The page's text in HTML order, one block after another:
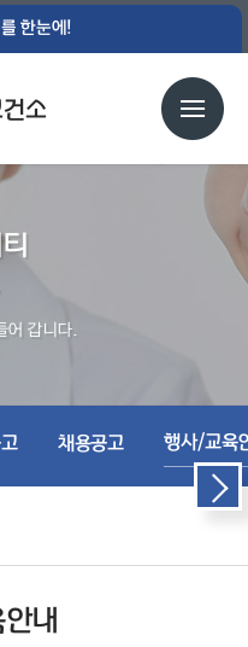
한눈에!
소
어 갑니다.
채용공고 행사/교육
내